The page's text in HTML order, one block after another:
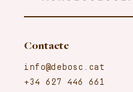
Contacte
info@debosc.cat
+34 627 446 661